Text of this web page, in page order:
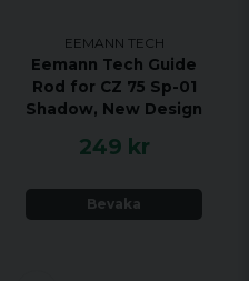
EEMANN TECH
Eemann Tech Guide
Rod for CZ 75 Sp-01
Shadow, New Design
249 kr
Bevaka